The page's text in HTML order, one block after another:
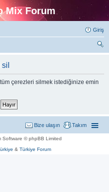
Mix Forum
Giriş
çerezleri silmek istediğinize emin
Takım
Bize ulaşın
Software © phpBB Limited
& Türkiye Forum